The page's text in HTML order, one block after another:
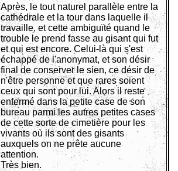
Après, le tout naturel parallèle entre la
cathédrale et la tour dans laquelle il
travaille, et cette ambiguïté quand le
trouble le prend fasse au gisant qui fut
et qui est encore. Celui-là qui s'est
échappé de l'anonymat, et son désir
final de conserver le sien, ce désir de
n'être personne et que rares soient
ceux qui sont pour lui. Alors il reste
enfermé dans la petite case de son
bureau parmi les autres petites cases
de cette sorte de cimetière pour les
vivants où ils sont des gisants
auxquels on ne prête aucune
attention.
Très bien.